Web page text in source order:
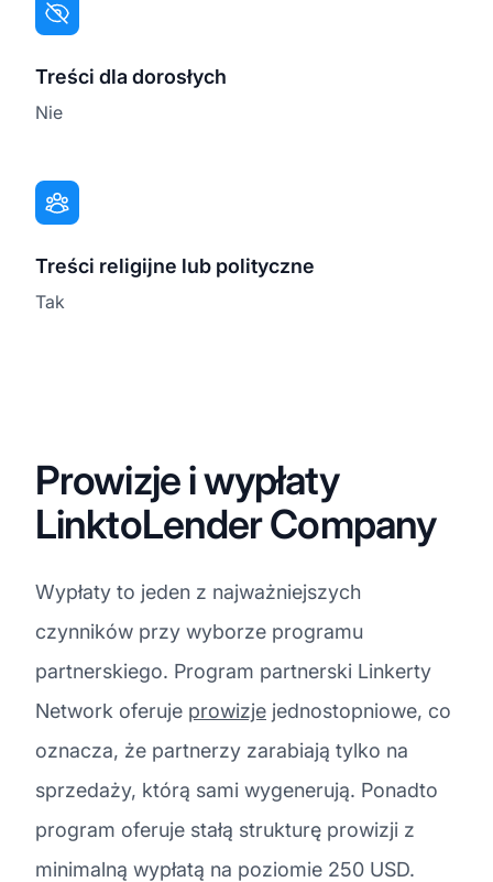
Treści dla dorosłych
Nie
Treści religijne lub polityczne
Tak
Prowizje i wypłaty
LinktoLender Company
Wypłaty to jeden z najważniejszych
czynników przy wyborze programu
partnerskiego. Program partnerski Linkerty
Network oferuje prowizje jednostopniowe, co
oznacza, że partnerzy zarabiają tylko na
sprzedaży, którą sami wygenerują. Ponadto
program oferuje stałą strukturę prowizji z
minimalną wypłatą na poziomie 250 USD.